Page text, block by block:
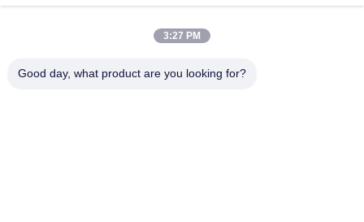
Kristallen Cocktailglazen
3:27 PM
Good day, what product are you looking for?